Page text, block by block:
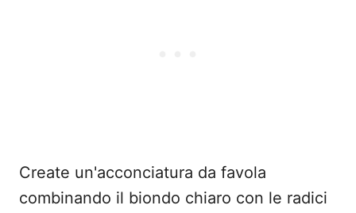
Create un'acconciatura da favola
combinando il biondo chiaro con le radici